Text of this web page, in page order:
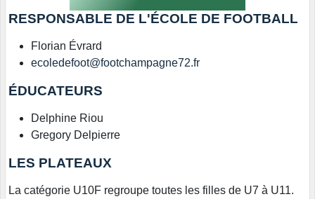
RESPONSABLE DE L'ÉCOLE DE FOOTBALL
Florian Évrard
ecoledefoot@footchampagne72.fr
ÉDUCATEURS
Delphine Riou
Gregory Delpierre
LES PLATEAUX
La catégorie U10F regroupe toutes les filles de U7 à U11.